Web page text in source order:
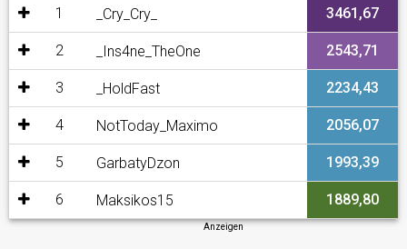
1 _Cry_Cry_ 3461,67
2 _Ins4ne_TheOne 2543,71
3 _HoldFast 2234,43
4 NotToday_Maximo 2056,07
5 GarbatyDzon 1993,39
6 Maksikos15 1889,80
Anzeigen